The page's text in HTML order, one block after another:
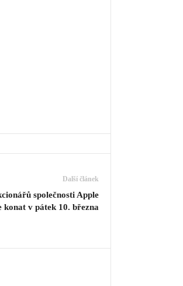
Další článek
společnosti Apple
konat v pátek 10. března